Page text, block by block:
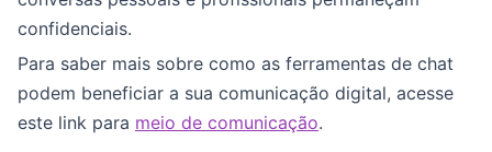
confidenciais.
Para saber mais sobre como as ferramentas de chat
podem beneficiar a sua comunicação digital, acesse
este link para meio de comunicação.